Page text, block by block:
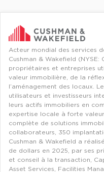
Acteur mondial des services
Cushman & Wakefield (NYSE:
propriétaires et entreprises
valeur immobilière, de la
l’aménagement des locaux.
utilisateurs et investisseurs
leurs actifs immobiliers en
expertise locale à forte
complète de solutions
collaborateurs, 350
Cushman & Wakefield a
de dollars en 2025, par ses
et conseil à la transaction,
Asset Services, Facilities